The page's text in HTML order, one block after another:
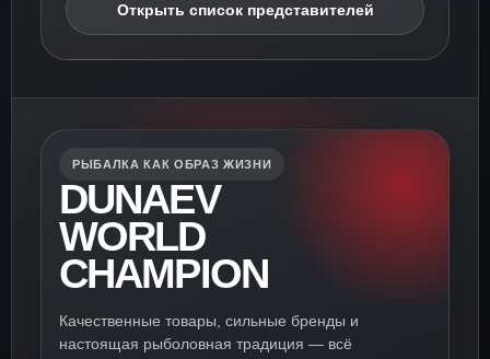
Открыть список представителей
РЫБАЛКА КАК ОБРАЗ ЖИЗНИ
DUNAEV
WORLD
CHAMPION
Качественные товары, сильные бренды и
настоящая рыболовная традиция — всё